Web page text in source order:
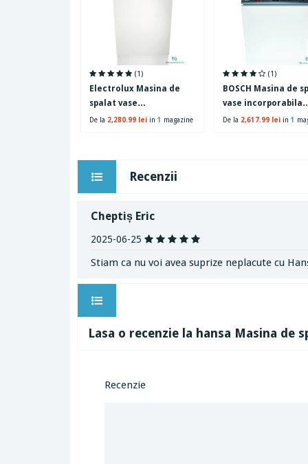
(1)
Electrolux Masina de
spalat vase
incorporabila Electrolux
F, panou comanda negru
De la 2,280.99 lei in 1 magazine
(1)
BOSCH Masina de
vase incorporabila
Bosch SPV2IKX10E, 9
De la 2,617.99 lei in 1
Recenzii
Cheptiș Eric
2025-06-25
Stiam ca nu voi avea suprize neplacute cu
Lasa o recenzie la hansa Masina de
Recenzie